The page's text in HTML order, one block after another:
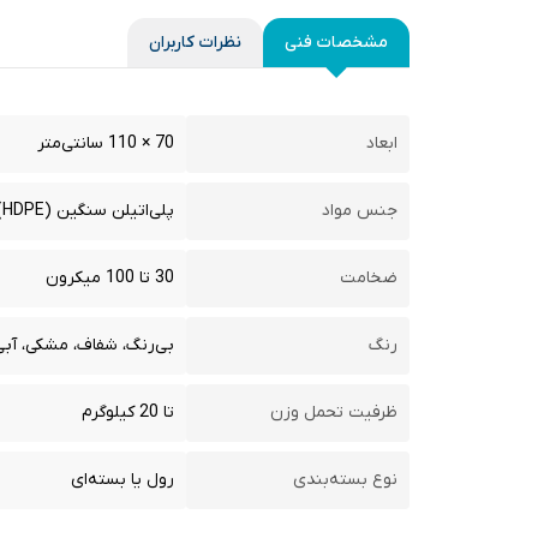
مشخصات فنی نظرات کاربران
ابعاد 70 × 110 سانتی‌متر
جنس مواد پلی‌اتیلن سنگین (HDPE) یا پلی‌اتیلن سبک (LDPE)
ضخامت 30 تا 100 میکرون
رنگ بی‌رنگ، شفاف، مشکی،
ظرفیت تحمل وزن تا 20 کیلوگرم
نوع بسته‌بندی رول یا بسته‌ای